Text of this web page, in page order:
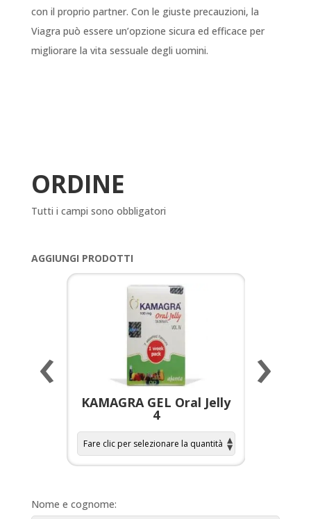
con il proprio partner. Con le giuste precauzioni, la
Viagra può essere un’opzione sicura ed efficace per
migliorare la vita sessuale degli uomini.
ORDINE
Tutti i campi sono obbligatori
AGGIUNGI PRODOTTI
KAMAGRA GEL Oral Jelly
4
‹ ›
Nome e cognome: